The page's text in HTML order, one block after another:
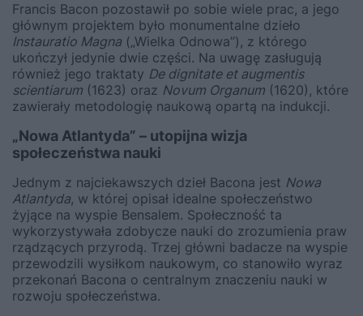
Francis Bacon pozostawił po sobie wiele prac, a jego
głównym projektem było monumentalne dzieło
Instauratio Magna („Wielka Odnowa”), z którego
ukończył jedynie dwie części. Na uwagę zasługują
również jego traktaty De dignitate et augmentis
scientiarum (1623) oraz Novum Organum (1620), które
zawierały metodologię naukową opartą na indukcji.
„Nowa Atlantyda” – utopijna wizja
społeczeństwa nauki
Jednym z najciekawszych dzieł Bacona jest Nowa
Atlantyda, w której opisał idealne społeczeństwo
żyjące na wyspie Bensalem. Społeczność ta
wykorzystywała zdobycze nauki do zrozumienia praw
rządzących przyrodą. Trzej główni badacze na wyspie
przewodzili wysiłkom naukowym, co stanowiło wyraz
przekonań Bacona o centralnym znaczeniu nauki w
rozwoju społeczeństwa.